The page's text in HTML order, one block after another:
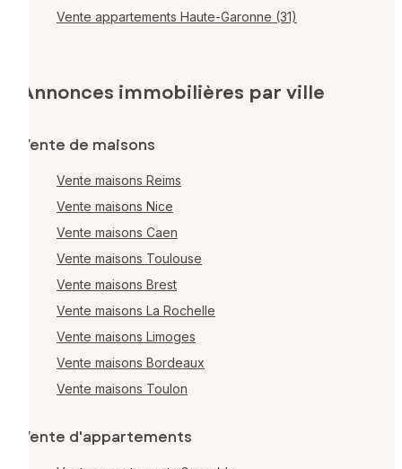
Vente appartements Haute-Garonne (31)
Annonces immobilières par ville
Vente de maisons
Vente maisons Reims
Vente maisons Nice
Vente maisons Caen
Vente maisons Toulouse
Vente maisons Brest
Vente maisons La Rochelle
Vente maisons Limoges
Vente maisons Bordeaux
Vente maisons Toulon
Vente d'appartements